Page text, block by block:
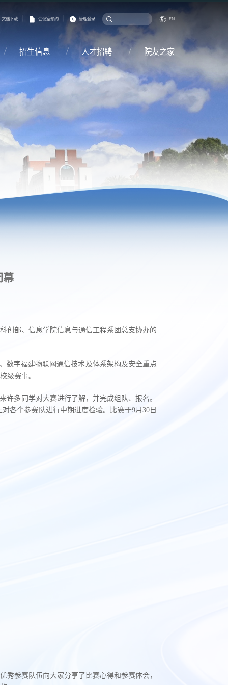
文档下载 会议室预约 管理登录 EN
招生信息 人才招聘 院友之家
幕
创部、信息学院信息与通信工程系团总支协办的
数字福建物联网通信技术及体系架构及安全重点
级赛事。
多同学对大赛进行了解，并完成组队、报名。
各个参赛队进行中期进度检验。比赛于9月30日
参赛队伍向大家分享了比赛心得和参赛体会，